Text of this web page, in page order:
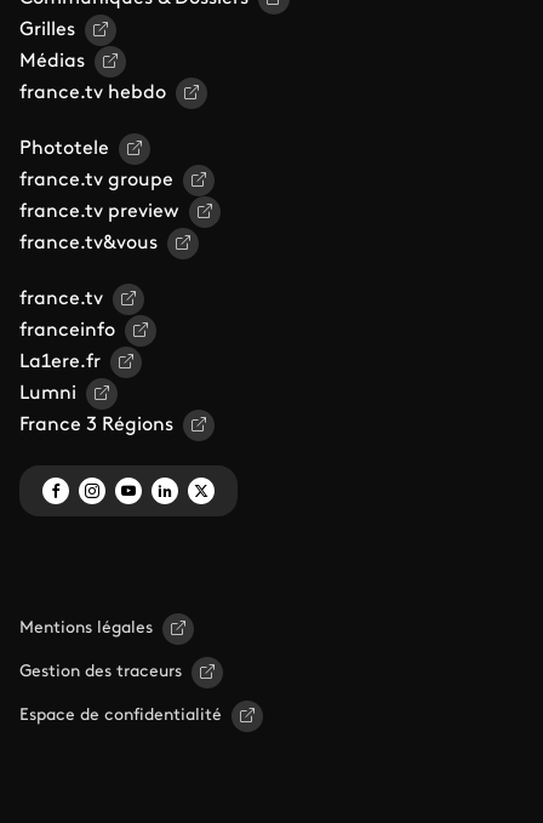
Grilles
Médias
france.tv hebdo
Phototele
france.tv groupe
france.tv preview
france.tv&vous
france.tv
franceinfo
La1ere.fr
Lumni
France 3 Régions
Mentions légales
Gestion des traceurs
Espace de confidentialité